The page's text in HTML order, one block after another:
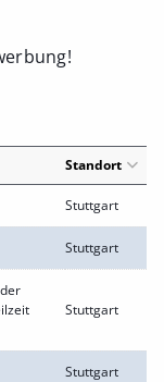
Standort
Stuttgart
Stuttgart
Stuttgart
Stuttgart